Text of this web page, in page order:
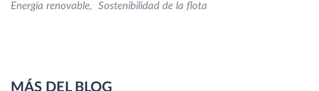
Energía renovable
Sostenibilidad de la flota
MÁS DEL BLOG